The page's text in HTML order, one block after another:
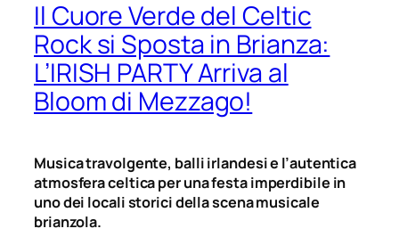
Il Cuore Verde del Celtic
Rock si Sposta in Brianza:
L’IRISH PARTY Arriva al
Bloom di Mezzago!
Musica travolgente, balli irlandesi e l’autentica
atmosfera celtica per una festa imperdibile in
uno dei locali storici della scena musicale
brianzola.